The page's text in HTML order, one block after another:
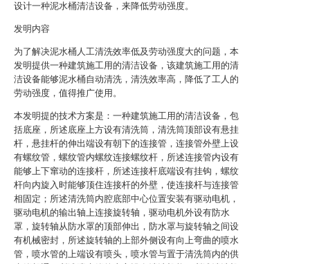
设计一种泥水桶清洁设备，来降低劳动强度。
发明内容
为了解决泥水桶人工清洗效率低及劳动强度大的问题，本
发明提供一种建筑施工用的清洁设备，该建筑施工用的清
洁设备能够泥水桶自动清洗，清洗效率高，降低了工人的
劳动强度，值得推广使用。
本发明提的技术方案是：一种建筑施工用的清洁设备，包
括底座，所述底座上方设有清洗筒，清洗筒顶部设有悬挂
杆，悬挂杆的伸出端设有朝下的连接管，连接管外壁上设
有螺纹管，螺纹管内螺纹连接螺纹杆，所述连接管内设有
能够上下窜动的连接杆，所述连接杆底端设有挂钩，螺纹
杆向内旋入时能够顶住连接杆的外壁，使连接杆与连接管
相固定；所述清洗筒内腔底部中心位置安装有驱动电机，
驱动电机的输出轴上连接旋转轴，驱动电机外设有防水
罩，旋转轴从防水罩的顶部伸出，防水罩与旋转轴之间设
有机械密封，所述旋转轴的上部外侧设有向上弯曲的喷水
管，喷水管的上端设有喷头，喷水管与置于清洗筒内的供